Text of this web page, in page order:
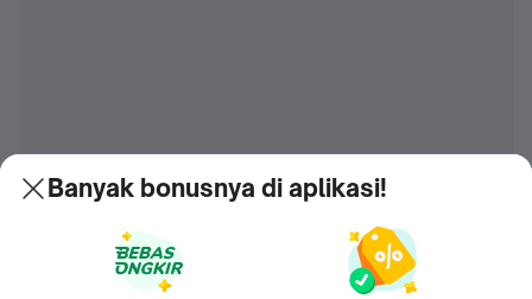
Banyak bonusnya di aplikasi!